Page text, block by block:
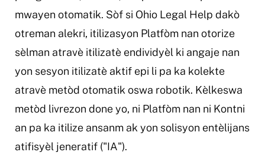
mwayen otomatik. Sòf si Ohio Legal Help dakò
otreman alekri, itilizasyon Platfòm nan otorize
sèlman atravè itilizatè endividyèl ki angaje nan
yon sesyon itilizatè aktif epi li pa ka kolekte
atravè metòd otomatik oswa robotik. Kèlkeswa
metòd livrezon done yo, ni Platfòm nan ni Kontni
an pa ka itilize ansanm ak yon solisyon entèlijans
atifisyèl jeneratif ("IA").